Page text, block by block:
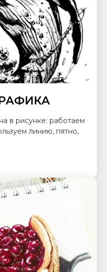
в рисунке: работаем
линию, пятно,